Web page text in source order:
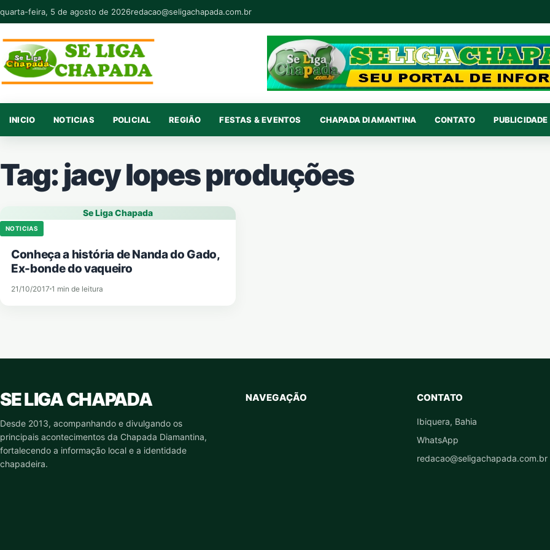
Pular para o conteúdo
quarta-feira, 5 de agosto de 2026redacao@seligachapada.com.br
INICIO NOTICIAS POLICIAL REGIÃO FESTAS & EVENTOS CHAPADA DIAMANTINA CONTATO
Tag:jacy lopes produções
Se Liga Chapada
NOTICIAS
Conheça a história de Nanda do Gado,
Ex-bonde do vaqueiro
21/10/2017 1 min de leitura
SE LIGA CHAPADA
Desde 2013, acompanhando e divulgando os
principais acontecimentos da Chapada Diamantina,
fortalecendo a informação local e a identidade
chapadeira.
NAVEGAÇÃO CONTATO
Ibiquera, Bahia
WhatsApp
redacao@seligachapada.com.br